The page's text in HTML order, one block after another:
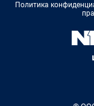
Политика